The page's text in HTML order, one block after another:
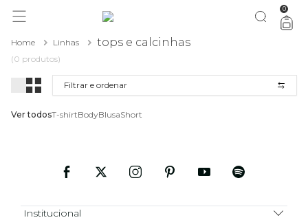
você merece 30% OFF pra comemorar com a gente aproveita! 0
Home Linhas tops e calcinhas
(0 produtos)
Filtrar e ordenar
Ver todosT-shirtBodyBlusaShort
Institucional